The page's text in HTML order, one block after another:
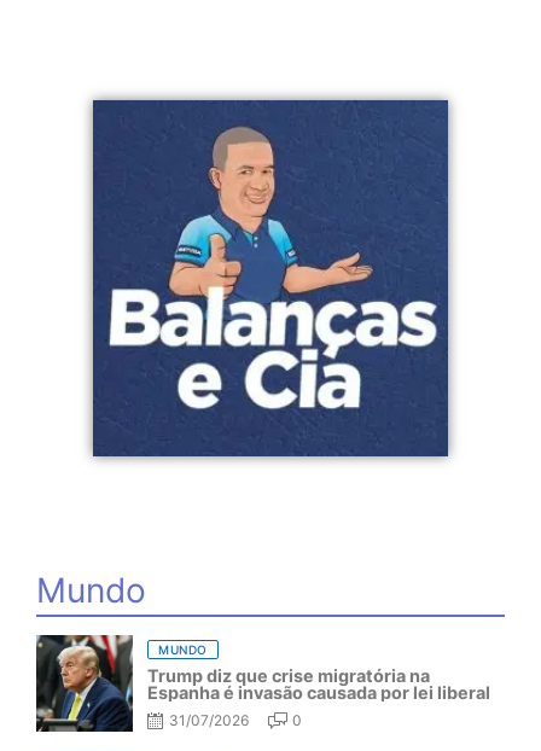
Mundo
MUNDO
Trump diz que crise migratória na
Espanha é invasão causada por lei liberal
31/07/2026 0